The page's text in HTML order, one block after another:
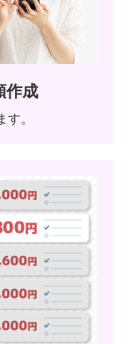
作成
。